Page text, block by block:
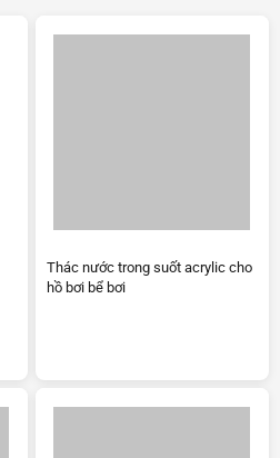
Thác nước trong suốt acrylic cho
hồ bơi bể bơi